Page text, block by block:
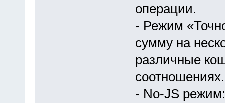
операции.
- Режим
сумму на
различные
соотношениях.
- No-JS